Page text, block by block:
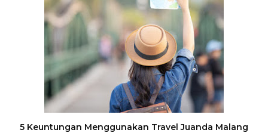
5 Keuntungan Menggunakan Travel Juanda Malang